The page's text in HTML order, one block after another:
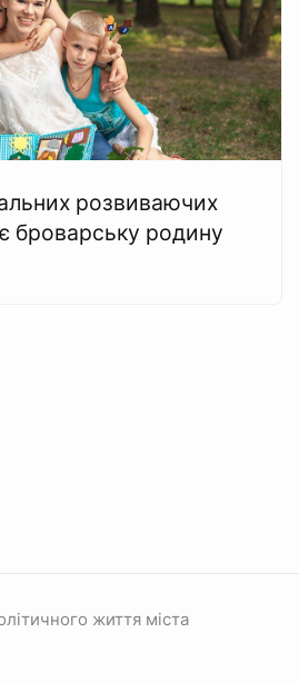
розвиваючих
броварську родину
життя міста